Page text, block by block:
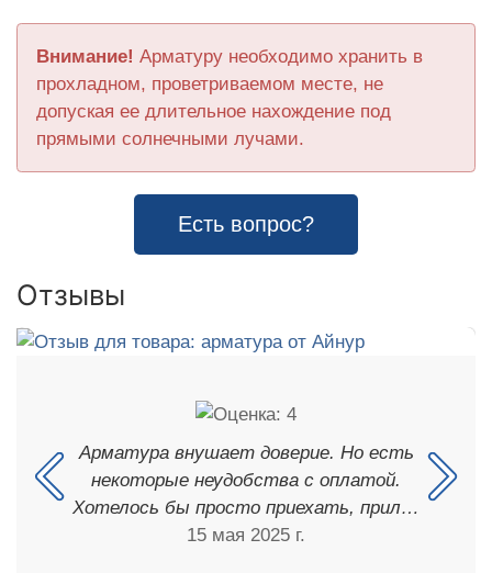
Внимание! Арматуру необходимо хранить в
прохладном, проветриваемом месте, не
допуская ее длительное нахождение под
прямыми солнечными лучами.
Есть вопрос?
Отзывы
Арматура внушает доверие. Но есть
некоторые неудобства с оплатой.
Хотелось бы просто приехать, прил…
15 мая 2025 г.